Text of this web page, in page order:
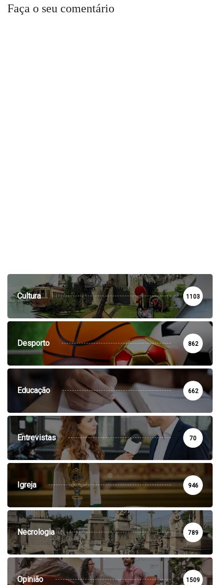
Faça o seu comentário
Cultura 1103
Desporto 862
Educação 662
Entrevistas 70
Igreja 946
Necrologia 789
Opinião 1509